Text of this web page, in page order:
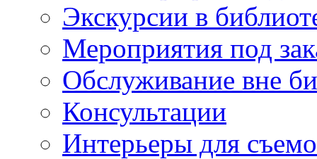
Экскурсии в
Мероприятия под
Обслуживание вне
Консультации
Интерьеры для